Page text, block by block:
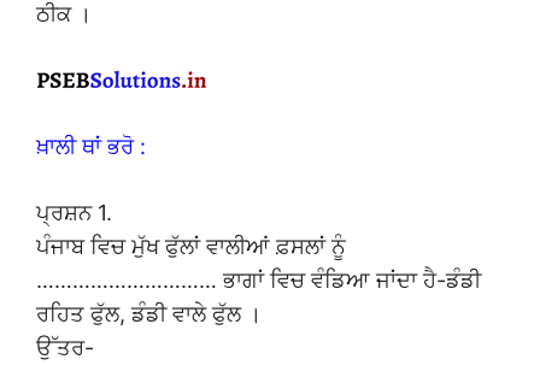
ਠੀਕ ।
ਖ਼ਾਲੀ ਥਾਂ ਭਰੋ :
ਪ੍ਰਸ਼ਨ 1.
ਪੰਜਾਬ ਵਿਚ ਮੁੱਖ ਫੁੱਲਾਂ ਵਾਲੀਆਂ ਫ਼ਸਲਾਂ ਨੂੰ
………………………… ਭਾਗਾਂ ਵਿਚ ਵੰਡਿਆ ਜਾਂਦਾ ਹੈ-ਡੰਡੀ
ਰਹਿਤ ਫੁੱਲ, ਡੰਡੀ ਵਾਲੇ ਫੁੱਲ ।
ਉੱਤਰ-